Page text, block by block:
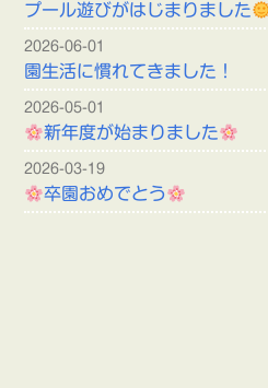
プール遊びがはじまりました
園生活に慣れてきました！
2026-06-01
新年度が始まりました
2026-05-01
卒園おめでとう
2026-03-19